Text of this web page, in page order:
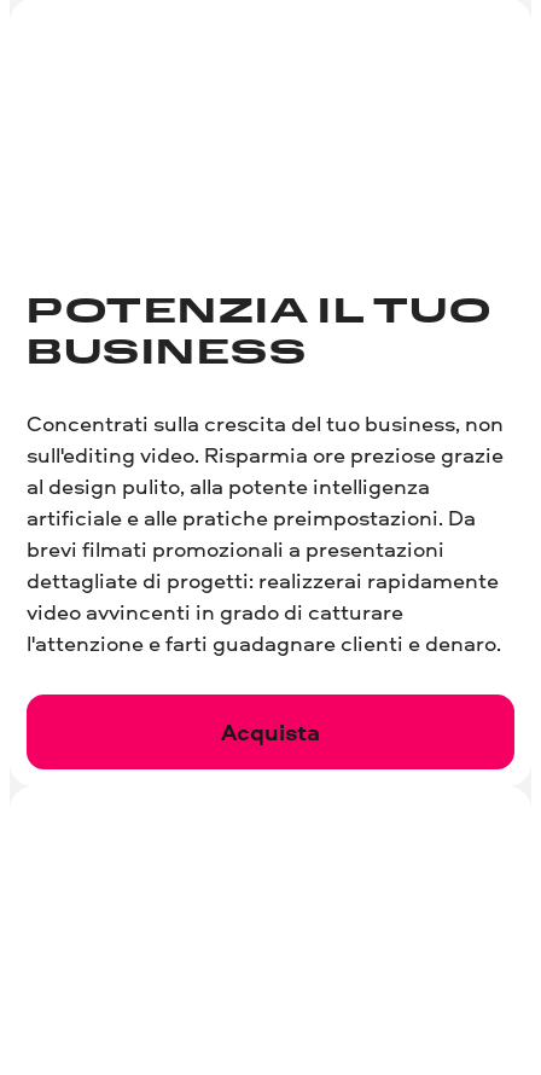
POTENZIA IL TUO
BUSINESS
Concentrati sulla crescita del tuo business, non
sull'editing video. Risparmia ore preziose grazie
al design pulito, alla potente intelligenza
artificiale e alle pratiche preimpostazioni. Da
brevi filmati promozionali a presentazioni
dettagliate di progetti: realizzerai rapidamente
video avvincenti in grado di catturare
l'attenzione e farti guadagnare clienti e denaro.
Acquista